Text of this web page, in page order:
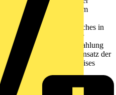
EU-Kommission und zum
voraussetzungen sind
§ 264 des Strafgesetzbuches in
Nachweis der
Monaten nach Vollauszahlung
und zeitgerechte Einsatz der
Verwendungsnachweises
den entsprechenden
bei der Hausbank
die Arbeitskosten sowie die